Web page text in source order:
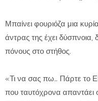
Μπαίνει φουριόζα μια
άντρας της έχει δύσπνοια,
πόνους στο στήθος.
«Τι να σας πω… Πάρτε το
που ταυτόχρονα